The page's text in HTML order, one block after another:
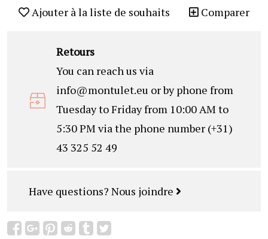
Ajouter à la liste de souhaits Comparer
Retours
You can reach us via
info@montulet.eu or by phone from
Tuesday to Friday from 10:00 AM to
5:30 PM via the phone number (+31)
43 325 52 49
Have questions? Nous joindre